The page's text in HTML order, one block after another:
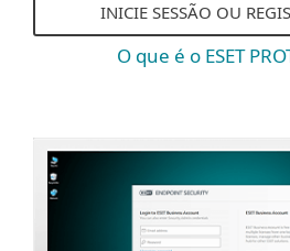
INICIE SESSÃO OU
O que é o ESET